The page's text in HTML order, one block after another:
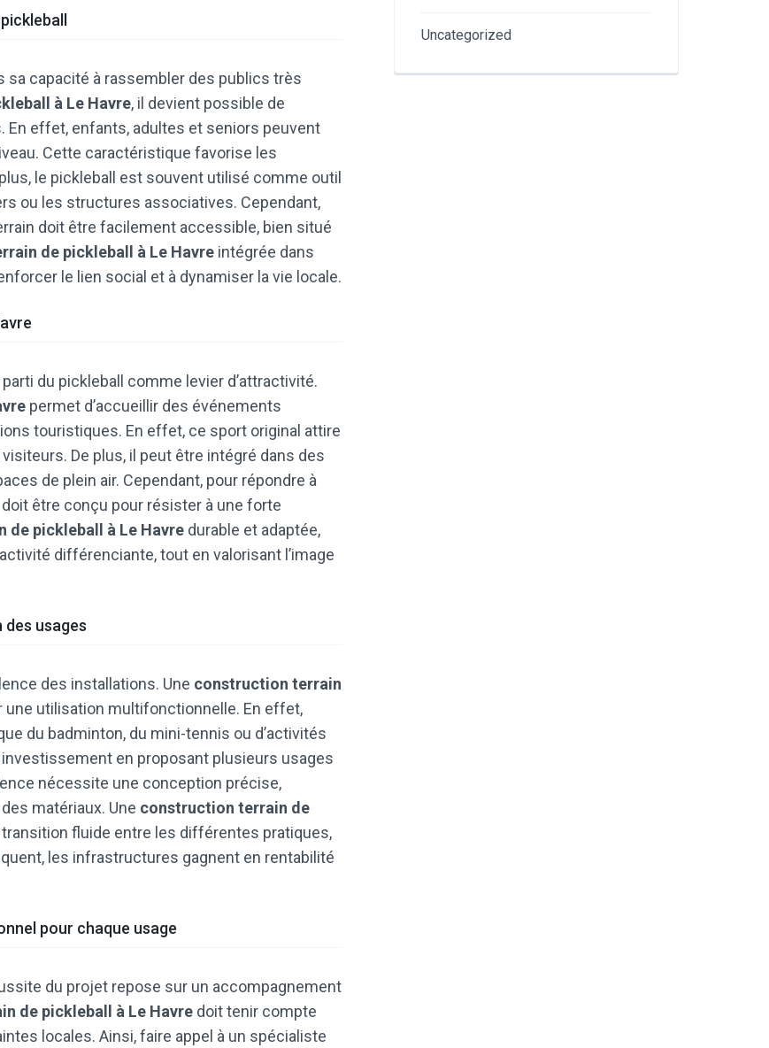
sa capacité à rassembler des publics très
à Le Havre, il devient possible de
effet, enfants, adultes et seniors peuvent
Cette caractéristique favorise les
le pickleball est souvent utilisé comme outil
ou les structures associatives. Cependant,
doit être facilement accessible, bien situé
de pickleball à Le Havre intégrée dans
le lien social et à dynamiser la vie locale.
du pickleball comme levier d’attractivité.
permet d’accueillir des événements
touristiques. En effet, ce sport original attire
De plus, il peut être intégré dans des
de plein air. Cependant, pour répondre à
être conçu pour résister à une forte
pickleball à Le Havre durable et adaptée,
différenciante, tout en valorisant l’image
usages
des installations. Une construction terrain
une utilisation multifonctionnelle. En effet,
du badminton, du mini-tennis ou d’activités
en proposant plusieurs usages
nécessite une conception précise,
matériaux. Une construction terrain de
fluide entre les différentes pratiques,
les infrastructures gagnent en rentabilité
pour chaque usage
du projet repose sur un accompagnement
de pickleball à Le Havre doit tenir compte
locales. Ainsi, faire appel à un spécialiste
Uncategorized